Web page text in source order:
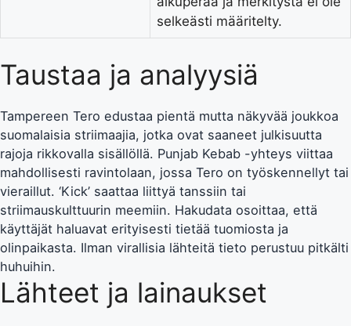
selkeästi määritelty.
Taustaa ja analyysiä
Tampereen Tero edustaa pientä mutta näkyvää joukkoa
suomalaisia striimaajia, jotka ovat saaneet julkisuutta
rajoja rikkovalla sisällöllä. Punjab Kebab -yhteys viittaa
mahdollisesti ravintolaan, jossa Tero on työskennellyt tai
vieraillut. ‘Kick’ saattaa liittyä tanssiin tai
striimauskulttuurin meemiin. Hakudata osoittaa, että
käyttäjät haluavat erityisesti tietää tuomiosta ja
olinpaikasta. Ilman virallisia lähteitä tieto perustuu pitkälti
huhuihin.
Lähteet ja lainaukset